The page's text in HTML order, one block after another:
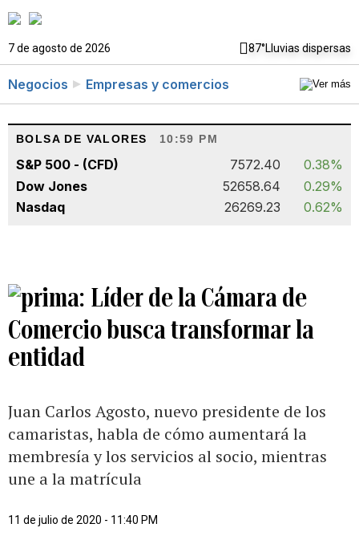
7 de agosto de 2026 87°Lluvias dispersas
Negocios Empresas y comercios
BOLSA DE VALORES 10:59 PM
S&P 500 - (CFD) 7572.40
0.38%
Dow Jones
52658.64
0.29%
Nasdaq
26269.23 0.62%
Líder de la Cámara de
Comercio busca transformar la
entidad
Juan Carlos Agosto, nuevo presidente de los
camaristas, habla de cómo aumentará la
membresía y los servicios al socio, mientras
une a la matrícula
11 de julio de 2020 - 11:40 PM